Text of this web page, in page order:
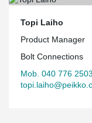
Topi Laiho
Product Manager
Bolt Connections
Mob. 040 776 2503